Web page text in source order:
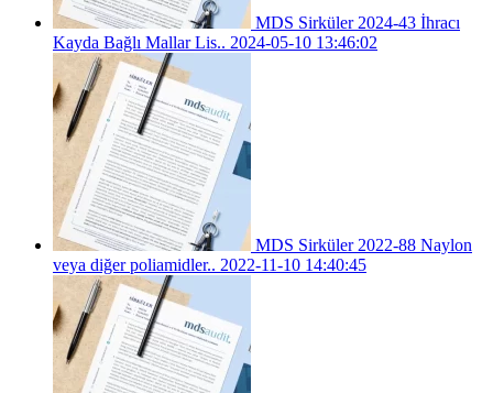
MDS Sirküler 2024-43 İhracı
Kayda Bağlı Mallar Lis.. 2024-05-10 13:46:02
MDS Sirküler 2022-88 Naylon
veya diğer poliamidler.. 2022-11-10 14:40:45